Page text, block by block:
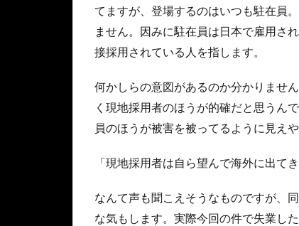
てますが、登場するのはいつも駐在員
ません。因みに駐在員は日本で雇用さ
接採用されている人を指します。
何かしらの意図があるのか分かりませ
く現地採用者のほうが的確だと思うん
員のほうが被害を被ってるように見え
「現地採用者は自ら望んで海外に出て
なんて声も聞こえそうなものですが、
な気もします。実際今回の件で失業し